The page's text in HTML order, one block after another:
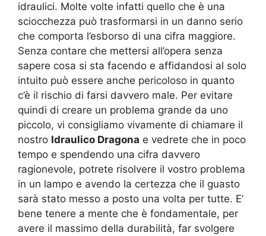
idraulici. Molte volte infatti quello che è una
sciocchezza può trasformarsi in un danno serio
che comporta l’esborso di una cifra maggiore.
Senza contare che mettersi all’opera senza
sapere cosa si sta facendo e affidandosi al solo
intuito può essere anche pericoloso in quanto
c’è il rischio di farsi davvero male. Per evitare
quindi di creare un problema grande da uno
piccolo, vi consigliamo vivamente di chiamare il
nostro Idraulico Dragona e vedrete che in poco
tempo e spendendo una cifra davvero
ragionevole, potrete risolvere il vostro problema
in un lampo e avendo la certezza che il guasto
sarà stato messo a posto una volta per tutte. E’
bene tenere a mente che è fondamentale, per
avere il massimo della durabilità, far svolgere